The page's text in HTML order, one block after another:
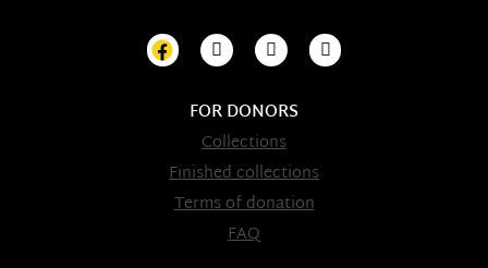
FOR DONORS
Collections
Finished collections
Terms of donation
FAQ